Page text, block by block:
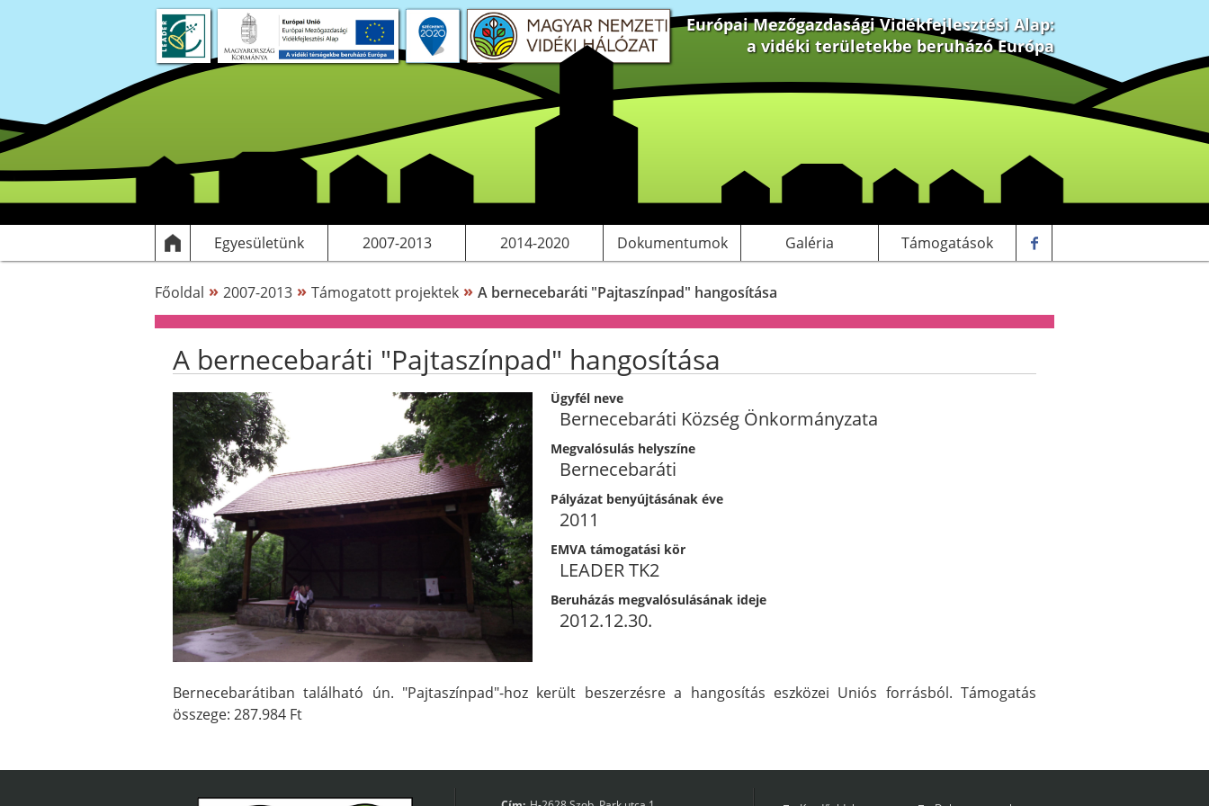
Európai Mezőgazdasági Vidékfejlesztési Alap:
a vidéki területekbe beruházó Európa
Egyesületünk 2007-2013 2014-2020 Dokumentumok Galéria Támogatások
Főoldal » 2007-2013 » Támogatott projektek » A bernecebaráti "Pajtaszínpad" hangosítása
A bernecebaráti "Pajtaszínpad" hangosítása
Ügyfél neve
Bernecebaráti Község Önkormányzata
Megvalósulás helyszíne
Bernecebaráti
Pályázat benyújtásának éve
2011
EMVA támogatási kör
LEADER TK2
Beruházás megvalósulásának ideje
2012.12.30.
Bernecebarátiban található ún. "Pajtaszínpad"-hoz került beszerzésre a hangosítás eszközei Uniós forrásból. Támogatás
összege: 287.984 Ft
Rólunk Elérhetőségek Saját pályázatok, kiadványok Működési költségeink
Dokumentumok Támogatott projektek
Egyesülethez csatlakozás HFS tervezés LEADER